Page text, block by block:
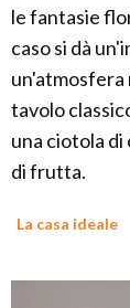
le fantasie
caso si dà
un'atmosfera
tavolo
una ciotola
di frutta.
La casa ideale